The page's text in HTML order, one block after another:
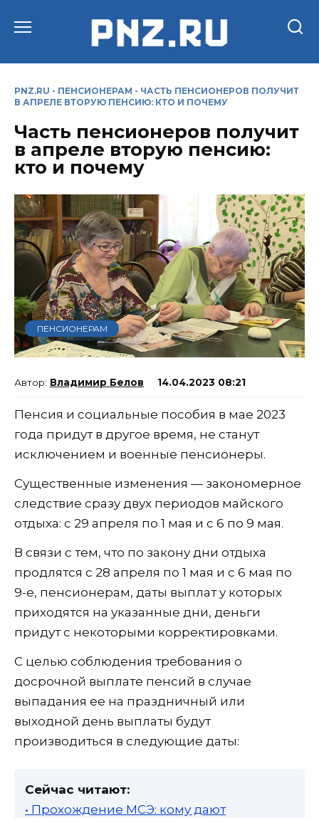
PNZ.RU - ПЕНСИОНЕРАМ - ЧАСТЬ ПЕНСИОНЕРОВ ПОЛУЧИТ
В АПРЕЛЕ ВТОРУЮ ПЕНСИЮ: КТО И ПОЧЕМУ
Часть пенсионеров получит
в апреле вторую пенсию:
кто и почему
ПЕНСИОНЕРАМ
Владимир Белов 14.04.2023 08:21
Пенсия и социальные пособия в мае 2023
года придут в другое время, не станут
исключением и военные пенсионеры.
Существенные изменения — закономерное
следствие сразу двух периодов майского
отдыха: с 29 апреля по 1 мая и с 6 по 9 мая.
В связи с тем, что по закону дни отдыха
продлятся с 28 апреля по 1 мая и с 6 мая по
9-е, пенсионерам, даты выплат у которых
приходятся на указанные дни, деньги
придут с некоторыми корректировками.
С целью соблюдения требования о
досрочной выплате пенсий в случае
выпадания ее на праздничный или
выходной день выплаты будут
производиться в следующие даты:
Сейчас читают:
• Прохождение МСЭ: кому дают